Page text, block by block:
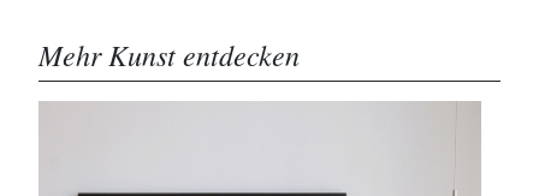
Mehr Kunst entdecken